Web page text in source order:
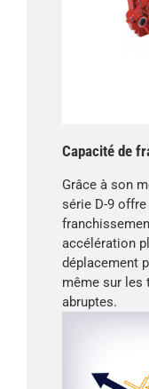
Capacité de
Grâce à son
série D-9
accélération
déplacement
même sur les
abruptes.